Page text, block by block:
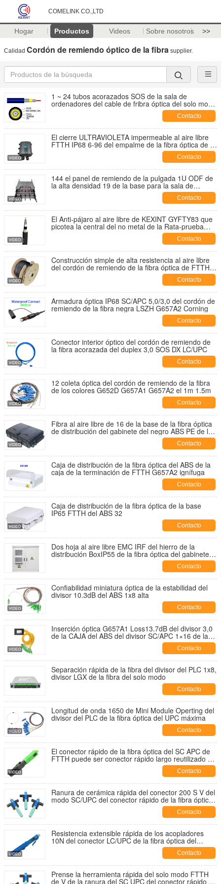
COMELINK CO.,LTD
Hogar Productos Videos Sobre nosotros >>
Calidad Cordón de remiendo óptico de la fibra supplier.
1 ~ 24 tubos acorazados SOS de la sala de
ordenadores del cable de fribra óptica del solo modo
Contacto
El cierre ULTRAVIOLETA impermeable al aire libre
FTTH IP68 6-96 del empalme de la fibra óptica de la
prueba de 2 puertos quita el corazón Contacto
144 el panel de remiendo de la pulgada 1U ODF de
la alta densidad 19 de la base para la sala de
Contacto
El Anti-pájaro al aire libre de KEXINT GYFTY83 que
picotea la central del no metal de la Rata-prueba
fortalece el cable de la fibra óptica de FRPContacto
Construcción simple de alta resistencia al aire libre
del cordón de remiendo de la fibra óptica de FTTH
Contacto
Armadura óptica IP68 SC/APC 5,0/3,0 del cordón de
remiendo de la fibra negra LSZH G657A2 Corning
Contacto
Conector interior óptico del cordón de remiendo de
la fibra acorazada del duplex 3,0 SOS DX LC/UPC
Contacto
12 coleta óptica del cordón de remiendo de la fibra
de los colores G652D G657A1 G657A2 el 1m 1.5m
Contacto
Fibra al aire libre de 16 de la base de la fibra óptica
de distribución del gabinete del negro ABS PE de la
Contacto
Caja de distribución de la fibra óptica del ABS de la
caja de la terminación de FTTH G657A2 ignífuga
Contacto
Caja de distribución de la fibra óptica de la base
IP65 FTTH del ABS 32
Contacto
Dos hoja al aire libre EMC IRF del hierro de la
distribución BoxIP55 de la fibra óptica del gabinete
Contacto
Confiabilidad miniatura óptica de la estabilidad del
divisor 10.3dB del ABS 1x8 alta
Contacto
Inserción óptica G657A1 Loss13.7dB del divisor 3,0
de la CAJA del ABS del divisor SC/APC 1×16 de la
Contacto
Separación rápida de la fibra del divisor del PLC 1x8,
divisor LGX de la fibra del solo modo
Contacto
Longitud de onda 1650 de Mini Module Operting del
divisor del PLC de la fibra óptica del UPC máxima
Contacto
El conector rápido de la fibra óptica del SC APC de
FTTH puede ser conector rápido largo reutilizado de
Contacto
Ranura de cerámica rápida del conector 200 S V del
modo SC/UPC del conector rápido de la fibra óptica
Contacto
Resistencia extensible rápida de los acopladores
10N del conector LC/UPC de la fibra óptica del
Contacto
Prense la herramienta rápida del solo modo FTTH
de V de la ranura del SC UPC del conector rápido de